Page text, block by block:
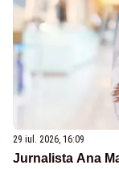
29 iul. 2026, 16:09
Jurnalista Ana